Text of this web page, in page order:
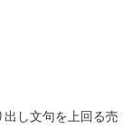
し文句を上回る売